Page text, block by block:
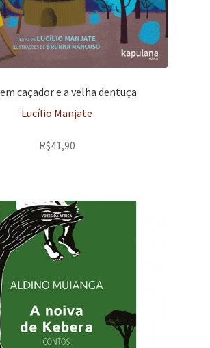
caçador e a velha dentuça
Lucílio Manjate
R$41,90